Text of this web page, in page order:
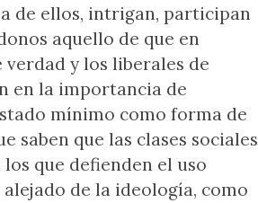
de ellos, intrigan, participan
aquello de que en
y los liberales de
en la importancia de
mínimo como forma de
saben que las clases sociales
que defienden el uso
de la ideología, como